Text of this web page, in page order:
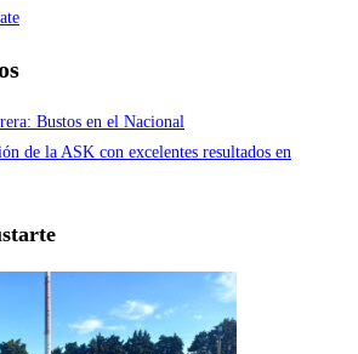
Bustos en el Nacional
de la ASK con excelentes resultados en